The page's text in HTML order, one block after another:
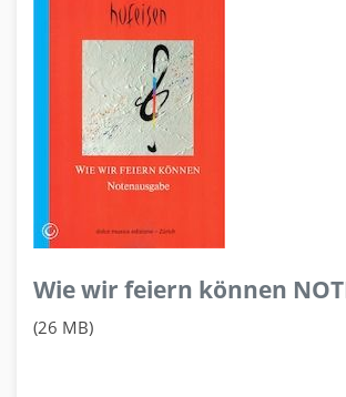
Wie wir feiern können
(26 MB)